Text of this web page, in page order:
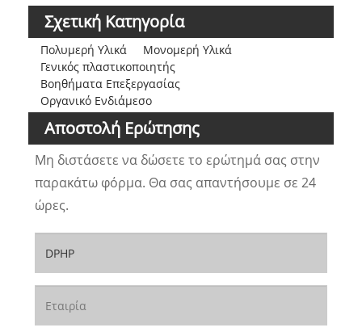
Σχετική Κατηγορία
Πολυμερή Υλικά
Μονομερή Υλικά
Γενικός πλαστικοποιητής
Βοηθήματα Επεξεργασίας
Οργανικό Ενδιάμεσο
Αποστολή Ερώτησης
Μη διστάσετε να δώσετε το ερώτημά σας στην
παρακάτω φόρμα. Θα σας απαντήσουμε σε 24
ώρες.